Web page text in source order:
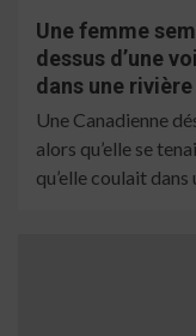
Une femme
dessus d’une
dans une
Une Canadienne
alors qu’elle se
qu’elle coulait dans